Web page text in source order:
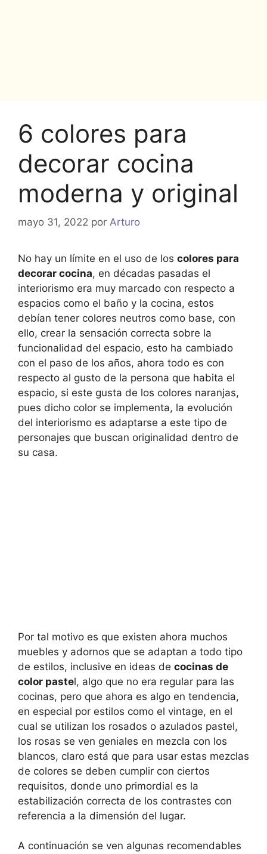
6 colores para
decorar cocina
moderna y original
mayo 31, 2022 por Arturo
No hay un límite en el uso de los colores para
decorar cocina, en décadas pasadas el
interiorismo era muy marcado con respecto a
espacios como el baño y la cocina, estos
debían tener colores neutros como base, con
ello, crear la sensación correcta sobre la
funcionalidad del espacio, esto ha cambiado
con el paso de los años, ahora todo es con
respecto al gusto de la persona que habita el
espacio, si este gusta de los colores naranjas,
pues dicho color se implementa, la evolución
del interiorismo es adaptarse a este tipo de
personajes que buscan originalidad dentro de
su casa.
Por tal motivo es que existen ahora muchos
muebles y adornos que se adaptan a todo tipo
de estilos, inclusive en ideas de cocinas de
color pastel, algo que no era regular para las
cocinas, pero que ahora es algo en tendencia,
en especial por estilos como el vintage, en el
cual se utilizan los rosados o azulados pastel,
los rosas se ven geniales en mezcla con los
blancos, claro está que para usar estas mezclas
de colores se deben cumplir con ciertos
requisitos, donde uno primordial es la
estabilización correcta de los contrastes con
referencia a la dimensión del lugar.
A continuación se ven algunas recomendables